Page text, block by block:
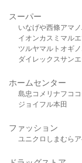
スーパー
いなげや西條アマ
イオンカスミ マル
ツルヤマルト オギノ
ダイレックスサン
ホームセンター
島忠 コメリ ナフコ
ジョイフル本田
ファッション
ユニクロ しまむら